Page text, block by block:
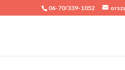
06-70/339-1052